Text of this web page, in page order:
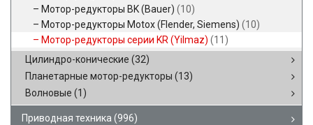
Мотор-редукторы BK (Bauer) (10)
Мотор-редукторы Motox (Flender, Siemens) (10)
Мотор-редукторы серии KR (Yilmaz) (11)
Цилиндро-конические (32)
Планетарные мотор-редукторы (13)
Волновые (1)
Приводная техника (996)